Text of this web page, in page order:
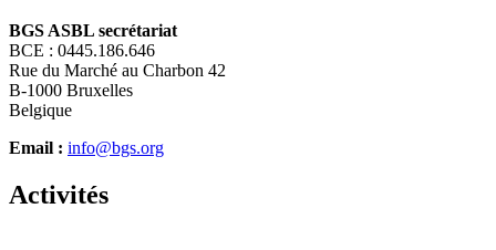
BGS ASBL secrétariat
BCE : 0445.186.646
Rue du Marché au Charbon 42
B-1000 Bruxelles
Belgique
Email : info@bgs.org
Activités